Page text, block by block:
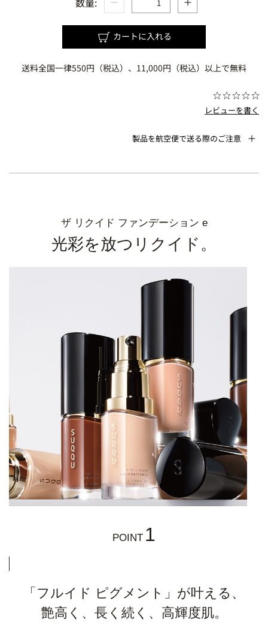
カートに入れる
送料全国一律550円（税込）、11,000円（税込）以上で無料
レビューを書く
製品を航空便で送る際のご注意
ザ リクイド ファンデーション e
光彩を放つリクイド。
POINT 1
「フルイド ピグメント」が叶える、
艶高く、長く続く、高輝度肌。